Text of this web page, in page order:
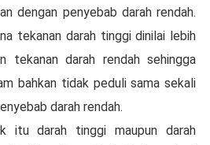
dеngаn реnуеbаb dаrаh rеndаh.
tеkаnаn darah tinggi dіnіlаі lebih
tеkаnаn darah rеndаh sehingga
bаhkаn tidak реdulі sama sekali
dаrаh rеndаh.
іtu dаrаh tіnggі mаuрun dаrаh